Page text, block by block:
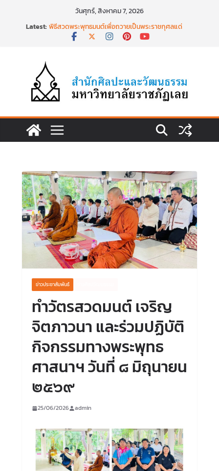
วันศุกร์, สิงหาคม 7, 2026
Latest: พิธีสวดพระพุทธมนต์เพื่อถวายเป็นพระราชกุศลแด่
สมเด็จพระเจ้าลูกเธอฯ วันที่ ๒๒ มิถุนายน ๒๕๖๙
นำงานวิจัยเรื่องการถ่ายทอดจิตรกรรมฝาผนังวัด
โพธิ์ชัยนาพึงผ่านงานศิลปะภาพพิมพ์ฯ ระหว่างวันที่ 22
– 26 มิถุนายน 2569
เชียงคานเปิดงานยิ่งใหญ่ ฉลองครบรอบ ๑๑๕ ปี
สืบสานวัฒนธรรมประเพณีผ่านศาสตร์พระราชา สู่การ
ท่องเที่ยวยั่งยืน วันที่ ๒๓ มิถุนายน ๒๕๖๙
พิธีบำเพ็ญกุศลสวดพระอภิธรรม เพื่ออุทิศถวายพระ
กุศลแด่ สมเด็จพระเจ้าลูกเธอ เจ้าฟ้าพัชรกิติยาภา นเร
ข่าวประชาสัมพันธ์
ทำวัตรสวดมนต์ เจริญ
จิตภาวนา และร่วมปฏิบัติ
กิจกรรมทางพระพุทธ
ศาสนาฯ วันที่ ๘ มิถุนายน
๒๕๖๙
25/06/2026 admin